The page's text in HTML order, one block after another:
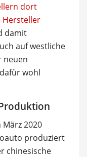
dort
Hersteller
damit
auf westliche
neuen
wohl
2020
produziert
chinesische